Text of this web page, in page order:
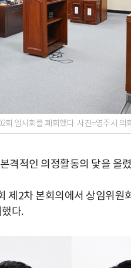
임시회를 폐회했다. 사진=영주시 의회
격적인 의정활동의 닻을 올
2차 본회의에서 상임위원
다.